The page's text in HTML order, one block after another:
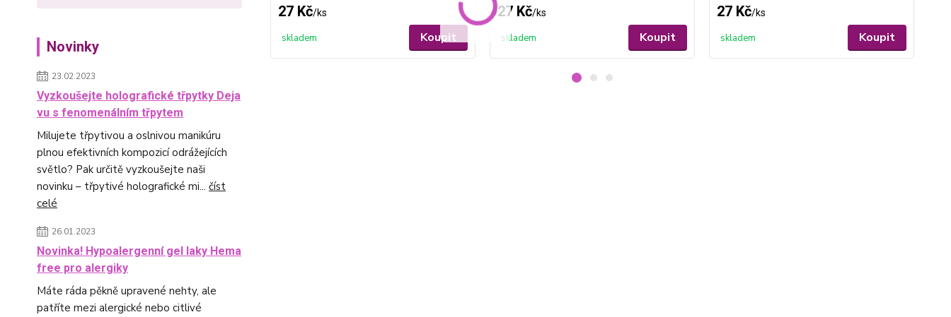
Novinky
23.02.2023
Vyzkoušejte holografické třpytky Deja
vu s fenomenálním třpytem
Milujete třpytivou a oslnivou manikúru
plnou efektivních kompozicí odrážejících
světlo? Pak určitě vyzkoušejte naši
novinku – třpytivé holografické mi... číst
celé
26.01.2023
Novinka! Hypoalergenní gel laky Hema
free pro alergiky
Máte ráda pěkně upravené nehty, ale
patříte mezi alergické nebo citlivé
27 Kč/ks
skladem Koupit
27 Kč/ks
skladem Koupit
27 Kč/ks
skladem Koupit